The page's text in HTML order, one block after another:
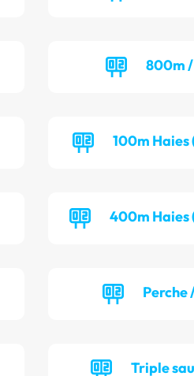
800m /
100m Haies
400m Haies
Perche
Triple